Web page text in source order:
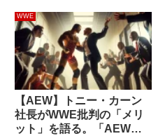
ビッグスターといえば、ローマ
ン・レインズ、コーディ・ローデ
ス、CMパンク、セス・ロリンズ
らの名前が上がるでしょう。彼ら
の...
WWE
【AEW】トニー・カーン
社長がWWE批判の「メリ
ット」を語る。「AEWへ